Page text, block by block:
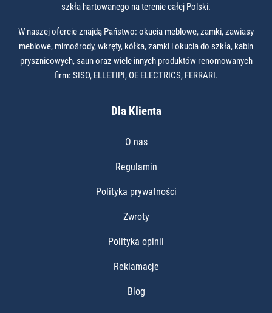
szkła hartowanego na terenie całej Polski.
W naszej ofercie znajdą Państwo: okucia meblowe, zamki, zawiasy
meblowe, mimośrody, wkręty, kółka, zamki i okucia do szkła, kabin
prysznicowych, saun oraz wiele innych produktów renomowanych
firm: SISO, ELLETIPI, OE ELECTRICS, FERRARI.
Dla Klienta
O nas
Regulamin
Polityka prywatności
Zwroty
Polityka opinii
Reklamacje
Blog